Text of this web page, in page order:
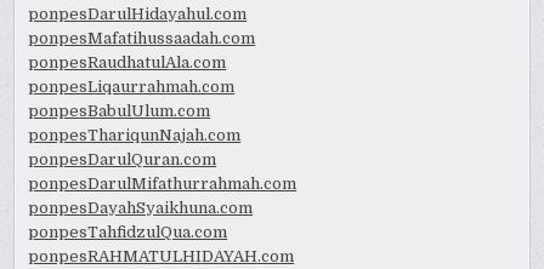
ponpesDarulHidayahul.com
ponpesMafatihussaadah.com
ponpesRaudhatulAla.com
ponpesLiqaurrahmah.com
ponpesBabulUlum.com
ponpesThariqunNajah.com
ponpesDarulQuran.com
ponpesDarulMifathurrahmah.com
ponpesDayahSyaikhuna.com
ponpesTahfidzulQua.com
ponpesRAHMATULHIDAYAH.com